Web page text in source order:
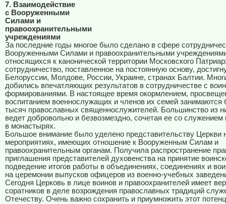
7. Взаимодействие
с Вооруженными
Силами и
правоохранительными
учреждениями
За последние годы многое было сделано в сфере
Вооруженными Силами и правоохранительными
относящихся к канонической территории Московского
сотрудничество, поставленное на постоянную основу,
Белоруссии, Молдове, России, Украине, странах Балтии.
добились впечатляющих результатов в сотрудничестве с
формированиями. В настоящее время окормлением,
воспитанием военнослужащих и членов их семей занимаются
тысяч православных священнослужителей. Большинство из
ведет добровольно и безвозмездно, сочетая ее со служением
в монастырях.
Большое внимание было уделено представительству Церкви
мероприятиях, имеющих отношение к Вооруженным Силам и
правоохранительным органам. Получила распространение
приглашения представителей духовенства на принятие
подведение итогов работы в объединениях, соединениях и
на церемонии выпусков офицеров из военно-учебных
Сегодня Церковь в лице воинов и правоохранителей имеет
соратников в деле возрождения православных традиций
Отечеству. Очень важно сохранить и приумножить этот